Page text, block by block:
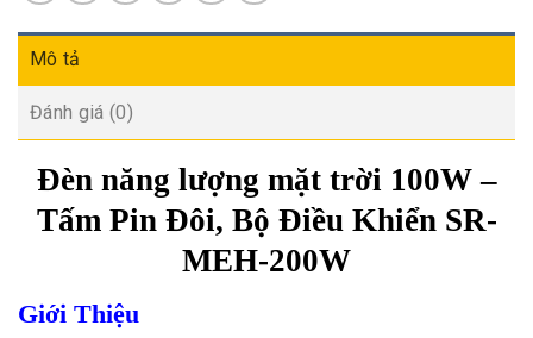
Mô tả
Đánh giá (0)
Đèn năng lượng mặt trời 100W –
Tấm Pin Đôi, Bộ Điều Khiển SR-
MEH-200W
Giới Thiệu